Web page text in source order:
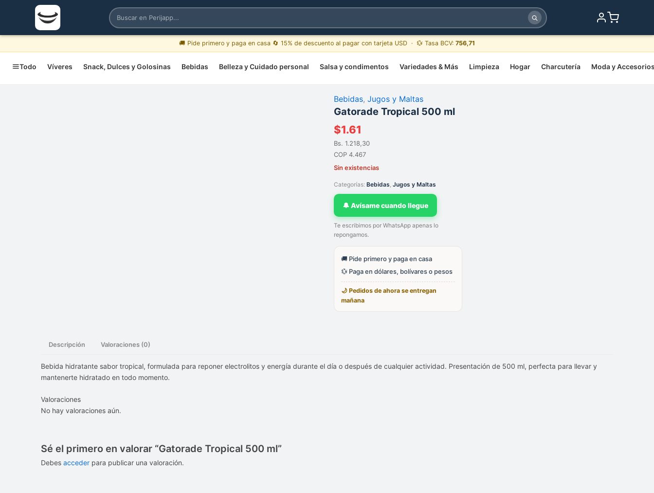
🚚 Pide primero y paga en casa 🔄 15% de descuento al pagar con tarjeta USD · 💱 Tasa BCV: 756,71
Todo Víveres Snack, Dulces y Golosinas Bebidas Belleza y Cuidado personal Salsa y condimentos Variedades & Más Limpieza Hogar Charcutería Moda y
Bebidas, Jugos y Maltas
Gatorade Tropical 500 ml
$1.61
Bs. 1.218,30
COP 4.467
Sin existencias
Categorías: Bebidas, Jugos y Maltas
🔔 Avísame cuando llegue
Te escribimos por WhatsApp apenas lo
repongamos.
🚚 Pide primero y paga en casa
💱 Paga en dólares, bolívares o pesos
🌙 Pedidos de ahora se entregan
mañana
Descripción Valoraciones (0)
Bebida hidratante sabor tropical, formulada para reponer electrolitos y energía durante el día o después de cualquier actividad. Presentación de 500 ml, perfecta para llevar y
mantenerte hidratado en todo momento.
Valoraciones
No hay valoraciones aún.
Sé el primero en valorar “Gatorade Tropical 500 ml”
Debes acceder para publicar una valoración.